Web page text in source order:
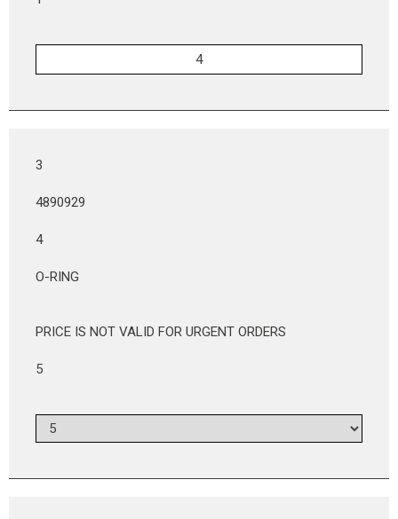
3
4890929
4
O-RING
PRICE IS NOT VALID FOR URGENT ORDERS
5